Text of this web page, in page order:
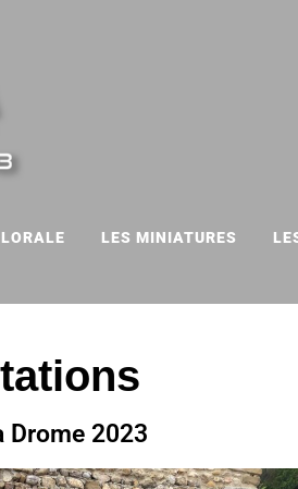
LES MINIATURES
Drome 2023